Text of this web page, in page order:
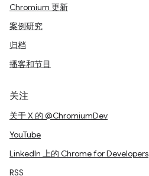
Chromium 更新
案例研究
归档
播客和节目
关注
关于 X 的 @ChromiumDev
YouTube
LinkedIn 上的 Chrome for Developers
RSS